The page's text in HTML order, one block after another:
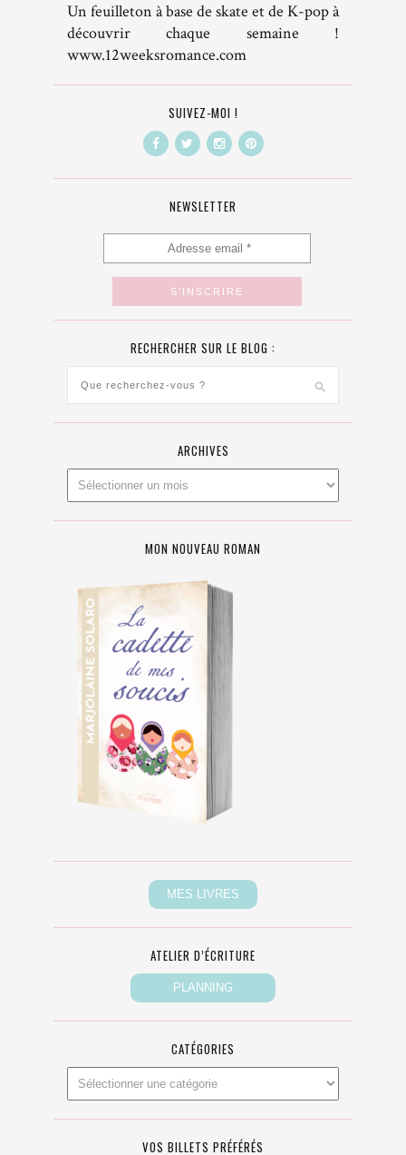
Un feuilleton à base de skate et de K-pop à
découvrir chaque semaine !
www.12weeksromance.com
SUIVEZ-MOI !
NEWSLETTER
RECHERCHER SUR LE BLOG :
ARCHIVES
MON NOUVEAU ROMAN
ATELIER D’ÉCRITURE
CATÉGORIES
VOS BILLETS PRÉFÉRÉS